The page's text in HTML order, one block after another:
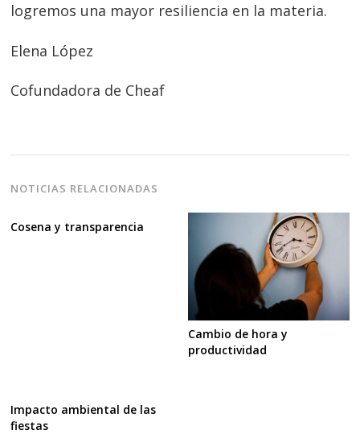
logremos una mayor resiliencia en la materia.
Elena López
Cofundadora de Cheaf
NOTICIAS RELACIONADAS
Cosena y transparencia
Cambio de hora y
productividad
Impacto ambiental de las
fiestas